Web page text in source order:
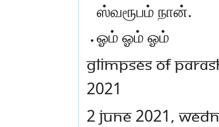
ஸ்வரூபம் நான்.
ஓம் ஓம் ஓம்
GLIMPSES OF
2021
2 JUNE 2021,